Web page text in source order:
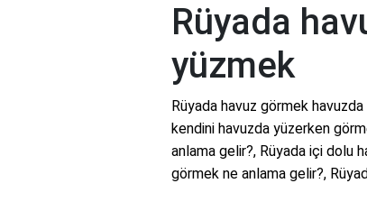
Rüyada
yüzmek
Rüyada havuz görmek
kendini havuzda yüzerken
anlama gelir?, Rüyada içi dolu
görmek ne anlama gelir?,